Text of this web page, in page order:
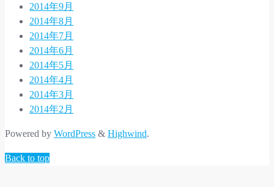
2014年9月
2014年8月
2014年7月
2014年6月
2014年5月
2014年4月
2014年3月
2014年2月
Powered by WordPress & Highwind.
Back to top